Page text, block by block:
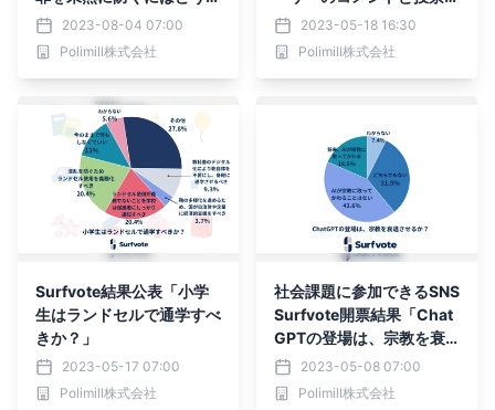
るか？2023-08-04 07:00
Polimill株式会社
多かったイシューランキン
グの掲載を開始
2023-05-18 16:30
Polimill株式会社
Surfvote結果公表「小学
生はランドセルで通学すべ
きか？」
2023-05-17 07:00
Polimill株式会社
社会課題に参加できるSNS
Surfvote開票結果「Chat
GPTの登場は、宗教を衰
退させるか？」
2023-05-08 07:00
Polimill株式会社